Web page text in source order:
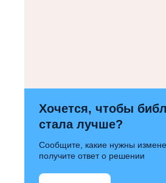
Хочется, чтобы
стала лучше?
Сообщите, какие нужны
получите ответ о решении